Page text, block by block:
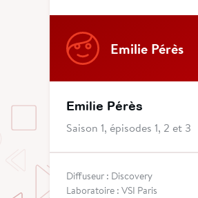
Emilie Pérès
Emilie Pérès
Saison 1, épisodes 1, 2 et 3
Diffuseur : Discovery
Laboratoire : VSI Paris